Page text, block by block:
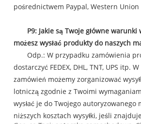
pośrednictwem Paypal, Western
P9: Jakie są Twoje główne warunki
możesz wysłać produkty do naszych
Odp.: W przypadku zamówienia
dostarczyć FEDEX, DHL, TNT, UPS itp.
zamówień możemy zorganizować
lotniczą zgodnie z Twoimi
wysłać je do Twojego autoryzowanego
niższych kosztach wysyłki, jeśli